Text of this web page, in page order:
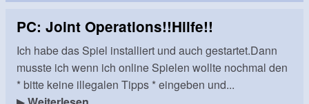
PC: Joint Operations!!Hilfe!!
Ich habe das Spiel installiert und auch gestartet.Dann
musste ich wenn ich online Spielen wollte nochmal den
* bitte keine illegalen Tipps * eingeben und...